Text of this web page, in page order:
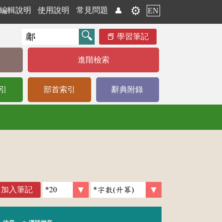
編輯說明 使用說明 常見問題 👤 ⚙️ EN
學習筆記
進階檢索
部首索引 辭典附錄
加入筆記